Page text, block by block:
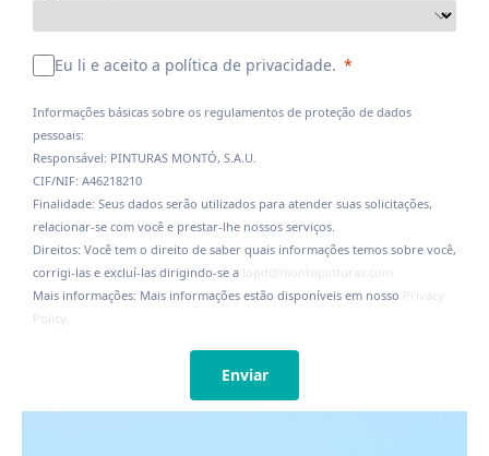
Eu li e aceito a política de privacidade.
Informações básicas sobre os regulamentos de proteção de dados
pessoais:
Responsável: PINTURAS MONTÓ, S.A.U.
CIF/NIF: A46218210
Finalidade: Seus dados serão utilizados para atender suas solicitações,
relacionar-se com você e prestar-lhe nossos serviços.
Direitos: Você tem o direito de saber quais informações temos sobre você,
corrigi-las e excluí-las dirigindo-se a
lopd@montopinturas.com
Mais informações: Mais informações estão disponíveis em nosso Privacy
Policy.
Enviar